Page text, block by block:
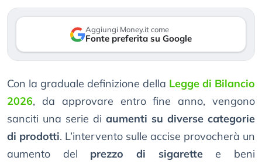
Aggiungi Money.it come
Fonte preferita su Google
Con la graduale definizione della Legge di Bilancio
2026, da approvare entro fine anno, vengono
sanciti una serie di aumenti su diverse categorie
di prodotti. L’intervento sulle accise provocherà un
aumento del prezzo di sigarettee beni